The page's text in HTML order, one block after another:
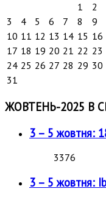
1
2
3
4 5 6 7 8
9
10 11 12 13 14 15 16
17 18 19 20 21 22 23
24 25 26 27 28 29 30
31
ЖОВТЕНЬ-2025 В
3 – 5 жовтня:
3376
3 – 5 жовтня: